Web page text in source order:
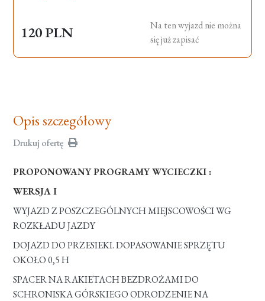
120 PLN
Na ten wyjazd nie można
się już zapisać
Opis szczegółowy
Drukuj ofertę
PROPONOWANY PROGRAMY WYCIECZKI :
WERSJA I
WYJAZD Z POSZCZEGÓLNYCH MIEJSCOWOŚCI WG
ROZKŁADU JAZDY
DOJAZD DO PRZESIEKI. DOPASOWANIE SPRZĘTU
OKOŁO 0,5 H
SPACER NA RAKIETACH BEZDROŻAMI DO
SCHRONISKA GÓRSKIEGO ODRODZENIE NA